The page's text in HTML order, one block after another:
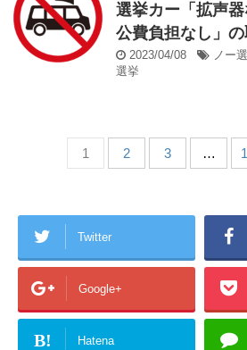
選挙カー「拡声器
公費負担なし」
2023/04/08 ノー
選挙
1 2 3 …
Twitter
Google+
B! Hatena